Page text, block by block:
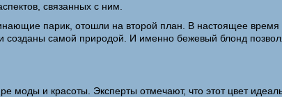
связанных с ним.
парик, отошли на второй план. В настоящее время
созданы самой природой. И именно бежевый блонд
и красоты. Эксперты отмечают, что этот цвет